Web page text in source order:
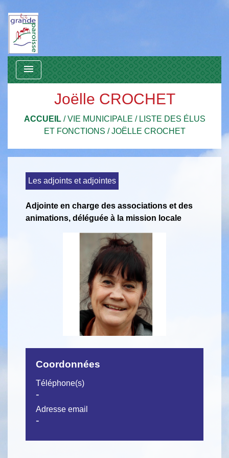
menu
Joëlle CROCHET
ACCUEIL/VIE MUNICIPALE / LISTE DES ÉLUS
ET FONCTIONS /JOËLLE CROCHET
Les adjoints et adjointes
Adjointe en charge des associations et des
animations, déléguée à la mission locale
Coordonnées
Téléphone(s)
-
Adresse email
-